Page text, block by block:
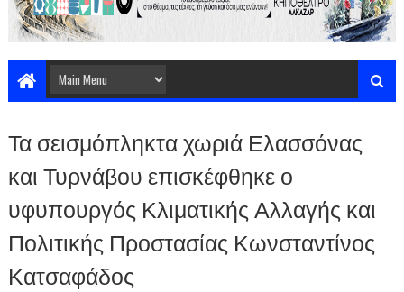
Τα σεισμόπληκτα χωριά Ελασσόνας
και Τυρνάβου επισκέφθηκε ο
υφυπουργός Κλιματικής Αλλαγής και
Πολιτικής Προστασίας Κωνσταντίνος
Κατσαφάδος